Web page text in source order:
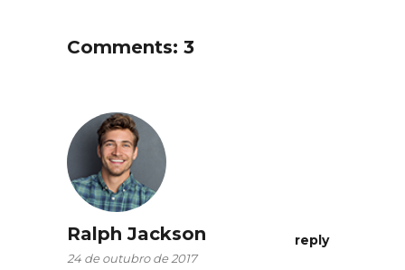
Comments: 3
Ralph Jackson
24 de outubro de 2017
reply